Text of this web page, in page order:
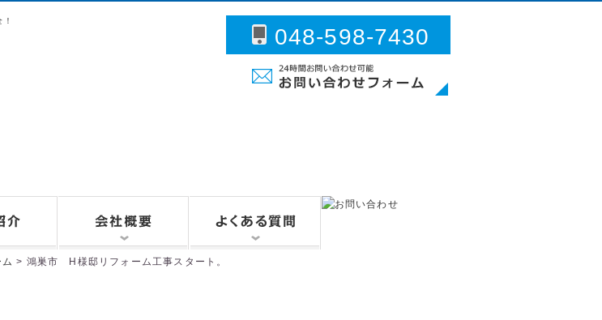
048-598-7430
> 鴻巣市 H様邸リフォーム工事スタート。